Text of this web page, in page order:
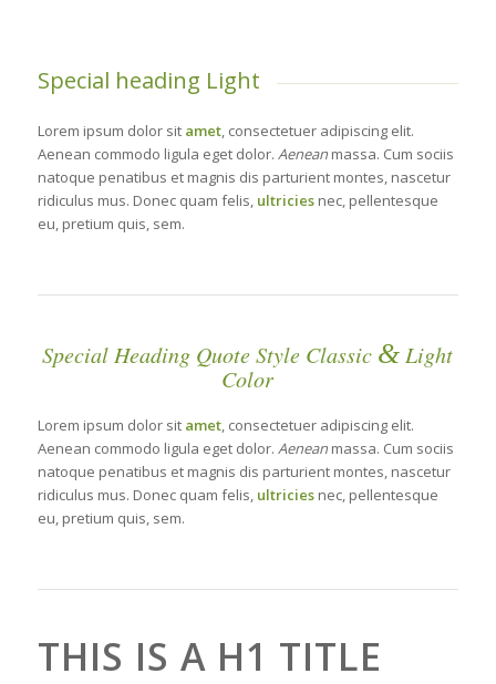
Special heading Light
Lorem ipsum dolor sit amet, consectetuer adipiscing elit.
Aenean commodo ligula eget dolor. Aeneanmassa. Cum sociis
natoque penatibus et magnis dis parturient montes, nascetur
ridiculus mus. Donec quam felis, ultriciesnec, pellentesque
eu, pretium quis, sem.
Special Heading Quote Style Classic &Light
Color
Lorem ipsum dolor sit amet, consectetuer adipiscing elit.
Aenean commodo ligula eget dolor. Aeneanmassa. Cum sociis
natoque penatibus et magnis dis parturient montes, nascetur
ridiculus mus. Donec quam felis, ultriciesnec, pellentesque
eu, pretium quis, sem.
THIS IS A H1 TITLE